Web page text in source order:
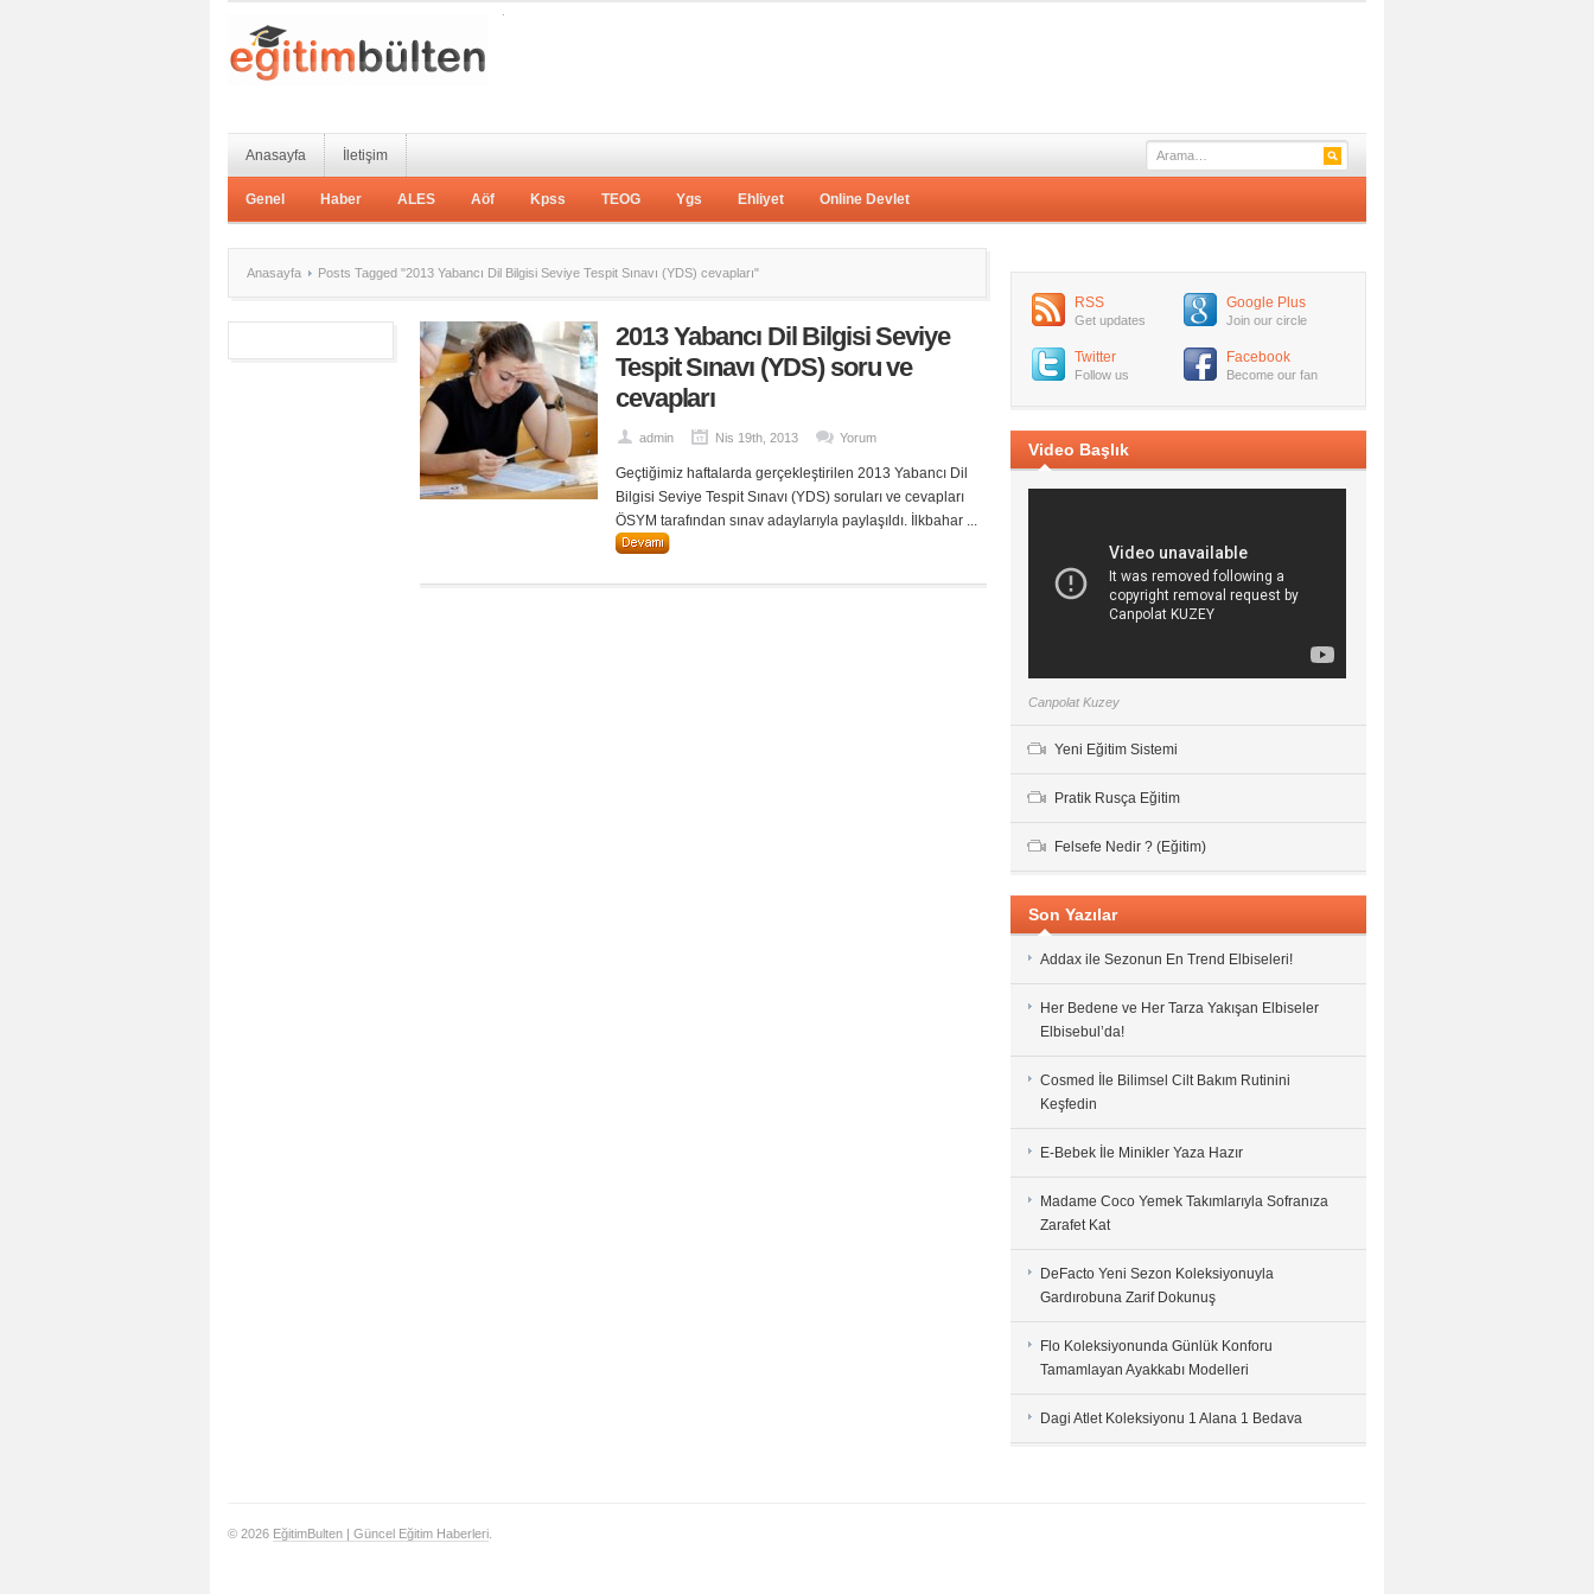
Anasayfa İletişim
Genel Haber ALES Aöf Kpss TEOG Ygs Ehliyet Online Devlet
Anasayfa Posts Tagged "2013 Yabancı Dil Bilgisi Seviye Tespit Sınavı (YDS) cevapları"
2013 Yabancı Dil Bilgisi Seviye
Tespit Sınavı (YDS) soru ve
cevapları
admin Nis 19th, 2013 Yorum
Geçtiğimiz haftalarda gerçekleştirilen 2013 Yabancı Dil
Bilgisi Seviye Tespit Sınavı (YDS) soruları ve cevapları
ÖSYM tarafından sınav adaylarıyla paylaşıldı. İlkbahar ...
RSS
Get updates
Google Plus
Join our circle
Twitter
Follow us
Facebook
Become our fan
Video Başlık
Canpolat Kuzey
Yeni Eğitim Sistemi
Pratik Rusça Eğitim
Felsefe Nedir ? (Eğitim)
Son Yazılar
Addax ile Sezonun En Trend Elbiseleri!
Her Bedene ve Her Tarza Yakışan Elbiseler
Elbisebul’da!
Cosmed İle Bilimsel Cilt Bakım Rutinini
Keşfedin
E-Bebek İle Minikler Yaza Hazır
Madame Coco Yemek Takımlarıyla Sofranıza
Zarafet Kat
DeFacto Yeni Sezon Koleksiyonuyla
Gardırobuna Zarif Dokunuş
Flo Koleksiyonunda Günlük Konforu
Tamamlayan Ayakkabı Modelleri
Dagi Atlet Koleksiyonu 1 Alana 1 Bedava
© 2026 EğitimBulten | Güncel Eğitim Haberleri